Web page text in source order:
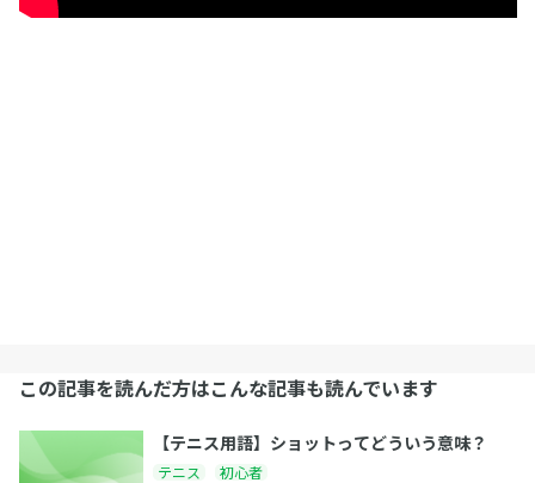
この記事を読んだ方はこんな記事も読んでいます
【テニス用語】ショットってどういう意味？
テニス 初心者